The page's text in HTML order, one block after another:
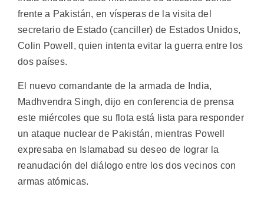
frente a Pakistán, en vísperas de la visita del
secretario de Estado (canciller) de Estados Unidos,
Colin Powell, quien intenta evitar la guerra entre los
dos países.
El nuevo comandante de la armada de India,
Madhvendra Singh, dijo en conferencia de prensa
este miércoles que su flota está lista para responder
un ataque nuclear de Pakistán, mientras Powell
expresaba en Islamabad su deseo de lograr la
reanudación del diálogo entre los dos vecinos con
armas atómicas.